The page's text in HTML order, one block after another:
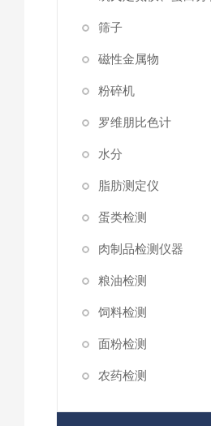
筛子
磁性金属物
粉碎机
罗维朋比色计
水分
脂肪测定仪
蛋类检测
肉制品检测仪器
粮油检测
饲料检测
面粉检测
农药检测